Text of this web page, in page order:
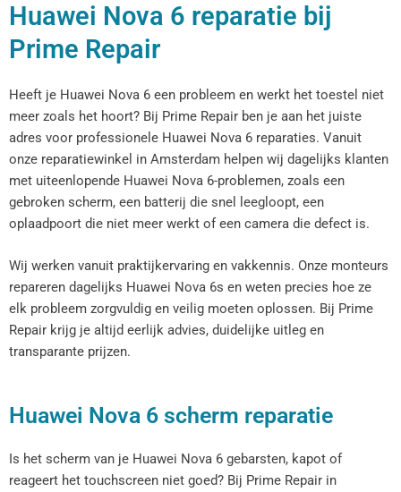
Huawei Nova 6 reparatie bij
Prime Repair
Heeft je Huawei Nova 6 een probleem en werkt het toestel niet
meer zoals het hoort? Bij Prime Repair ben je aan het juiste
adres voor professionele Huawei Nova 6 reparaties. Vanuit
onze reparatiewinkel in Amsterdam helpen wij dagelijks klanten
met uiteenlopende Huawei Nova 6-problemen, zoals een
gebroken scherm, een batterij die snel leegloopt, een
oplaadpoort die niet meer werkt of een camera die defect is.
Wij werken vanuit praktijkervaring en vakkennis. Onze monteurs
repareren dagelijks Huawei Nova 6s en weten precies hoe ze
elk probleem zorgvuldig en veilig moeten oplossen. Bij Prime
Repair krijg je altijd eerlijk advies, duidelijke uitleg en
transparante prijzen.
Huawei Nova 6 scherm reparatie
Is het scherm van je Huawei Nova 6 gebarsten, kapot of
reageert het touchscreen niet goed? Bij Prime Repair in